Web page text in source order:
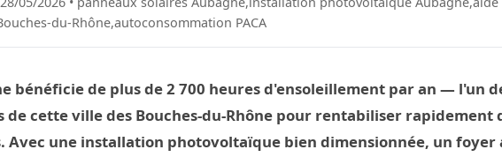
du-Rhône,autoconsommation PACA
bénéficie de plus de 2 700 heures d'ensoleillement par an — l'un
de cette ville des Bouches-du-Rhône pour rentabiliser rapidement
Avec une installation photovoltaïque bien dimensionnée, un foyer